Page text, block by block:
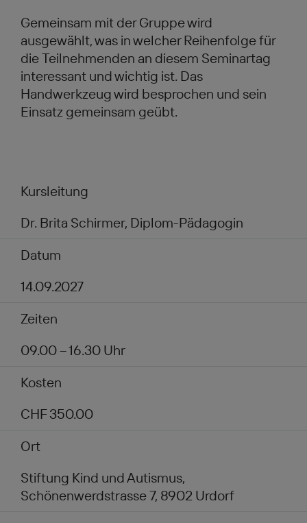
Gemeinsam mit der Gruppe wird
ausgewählt, was in welcher Reihenfolge für
die Teilnehmenden an diesem Seminartag
interessant und wichtig ist. Das
Handwerkzeug wird besprochen und sein
Einsatz gemeinsam geübt.
Kursleitung
Dr. Brita Schirmer, Diplom-Pädagogin
Datum
14.09.2027
Zeiten
09.00 – 16.30 Uhr
Kosten
CHF 350.00
Ort
Stiftung Kind und Autismus,
Schönenwerdstrasse 7, 8902 Urdorf